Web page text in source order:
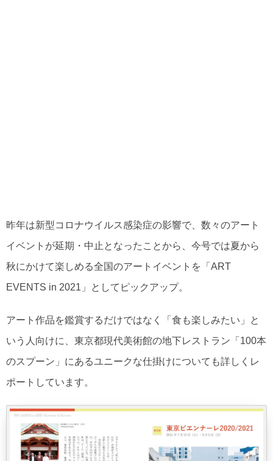
昨年は新型コロナウイルス感染症の影響で、数々のアート
イベントが延期・中止となったことから、今号では夏から
秋にかけて楽しめる全国のアートイベントを「ART
EVENTS in 2021」としてピックアップ。
アート作品を鑑賞するだけではなく「食も楽しみたい」と
いう人向けに、東京都現代美術館の地下レストラン「100本
のスプーン」にあるユニークな仕掛けについても詳しくレ
ポートしています。